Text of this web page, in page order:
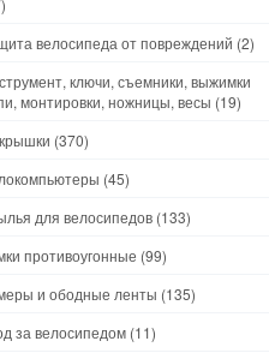
велосипеда от повреждений (2)
ключи, съемники, выжимки
монтировки, ножницы, весы (19)
(370)
(45)
для велосипедов (133)
противоугонные (99)
и ободные ленты (135)
за велосипедом (11)